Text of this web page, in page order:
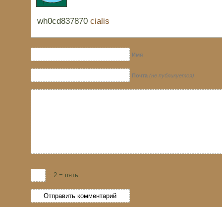
wh0cd837870 cialis
Имя
Почта (не публикуется)
− 2 = пять